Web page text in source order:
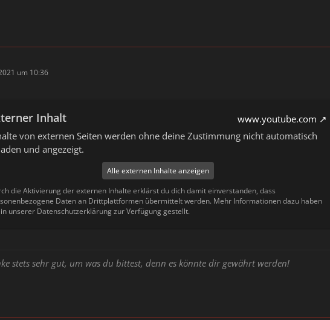
um 10:36
Inhalt
www.youtube.com
von externen Seiten werden ohne deine Zustimmung nicht automatisch
und angezeigt.
Alle externen Inhalte anzeigen
die Aktivierung der externen Inhalte erklärst du dich damit einverstanden, dass
Daten an Drittplattformen übermittelt werden. Mehr Informationen dazu haben
unserer Datenschutzerklärung zur Verfügung gestellt.
stets sehr gut, um was du bittest, denn es könnte dir gewährt werden!